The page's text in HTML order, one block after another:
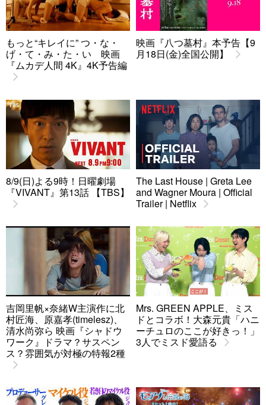
もっと“キレイに” つ・な・
げ・て・み・た・い 映画
『ムカデ人間 4K』4K予告編
映画『八つ墓村』本予告【9
月18日(金)全国公開】
8/9(日)よる9時！日曜劇場
『VIVANT』第13話 【TBS】
The Last House | Greta Lee
and Wagner Moura | Official
Trailer | Netflix
吉岡里帆×奈緒W主演作に北
村匠海、原嘉孝(timelesz)、
清水尚弥ら 映画『シャドウ
ワーク』ドラマ？サスペン
ス？雰囲気が対極の特報2種
Mrs. GREEN APPLE、ミス
ドとコラボ！大森元貴「ハニ
ーチュロのここが好きっ！」
3人でミスド愛語る